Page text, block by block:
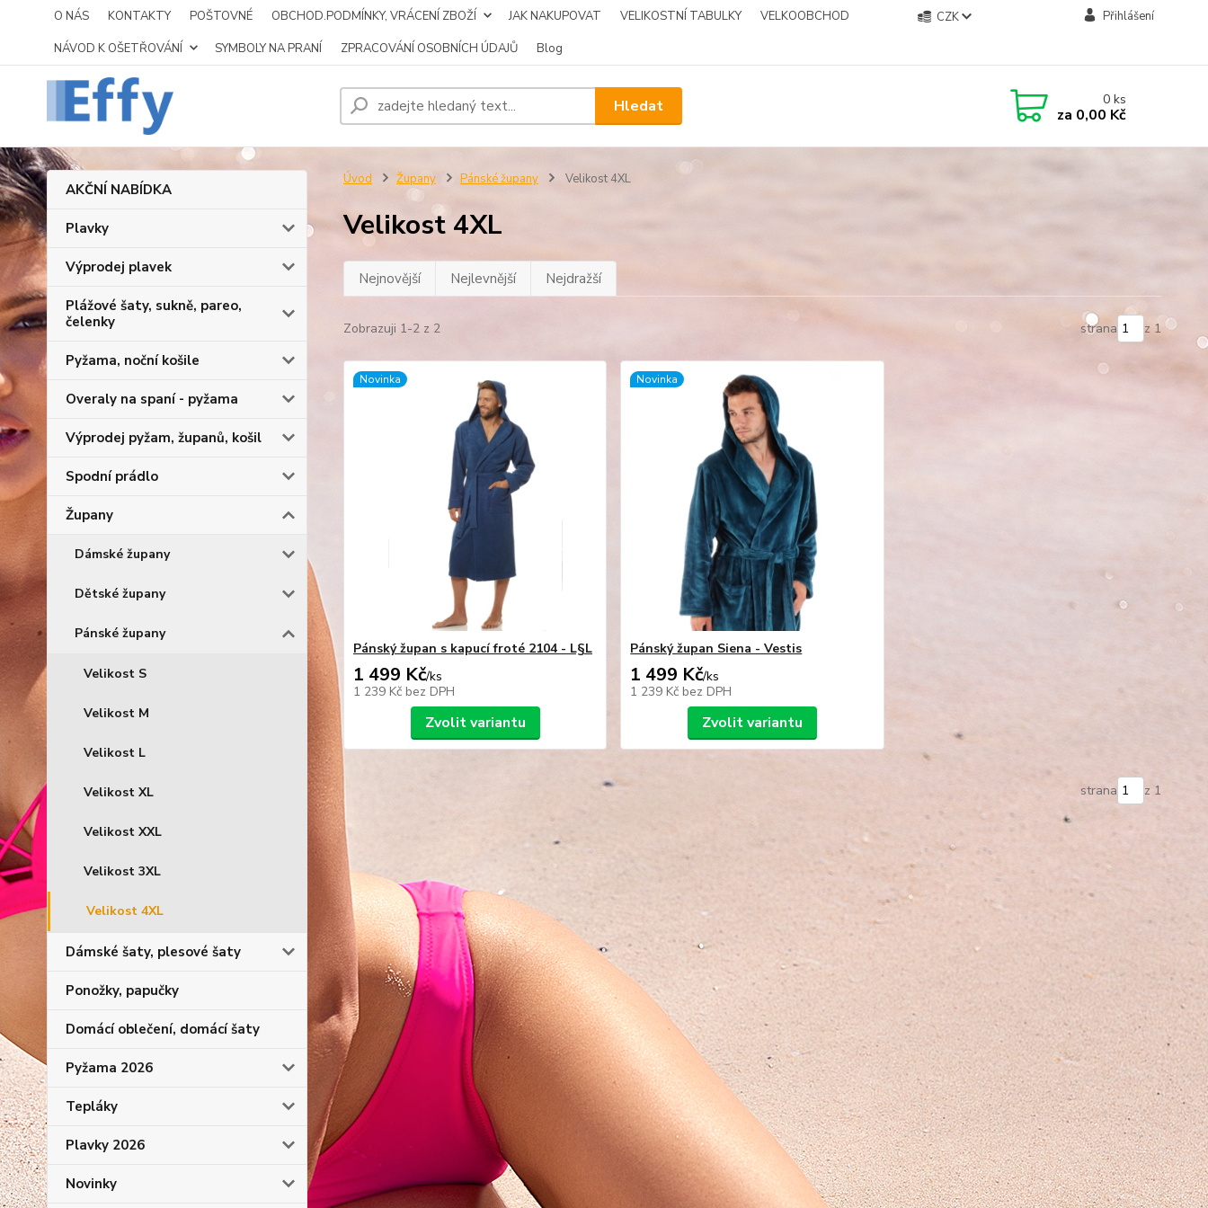
O NÁS KONTAKTY POŠTOVNÉ OBCHOD.PODMÍNKY, VRÁCENÍ ZBOŽÍ JAK NAKUPOVAT VELIKOSTNÍ TABULKY
VELKOOBCHOD
NÁVOD K OŠETŘOVÁNÍ
SYMBOLY NA PRANÍ ZPRACOVÁNÍ OSOBNÍCH ÚDAJŮ Blog
CZK Přihlášení
Hledat 0ks
za 0,00 Kč
AKČNÍ NABÍDKA
Plavky
Výprodej plavek
Plážové šaty, sukně, pareo,
čelenky
Pyžama, noční košile
Overaly na spaní - pyžama
Výprodej pyžam, županů, košil
Spodní prádlo
Župany
Dámské župany
Dětské župany
Pánské župany
Velikost S
Velikost M
Velikost L
Velikost XL
Velikost XXL
Velikost 3XL
Velikost 4XL
Dámské šaty, plesové šaty
Ponožky, papučky
Domácí oblečení, domácí šaty
Pyžama 2026
Tepláky
Plavky 2026
Novinky
Úvod Župany Pánské župany Velikost 4XL
Velikost 4XL
Nejnovější Nejlevnější Nejdražší
Zobrazuji 1-2 z 2 strana z 1
Novinka
Pánský župan s kapucí froté 2104 - L§L
1 499 Kč/ks
1 239 Kč bez DPH
Zvolit variantu
Novinka
Pánský župan Siena - Vestis
1 499 Kč/ks
1 239 Kč bez DPH
Zvolit variantu
strana z 1